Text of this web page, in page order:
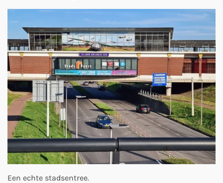
Een echte stadsentree.